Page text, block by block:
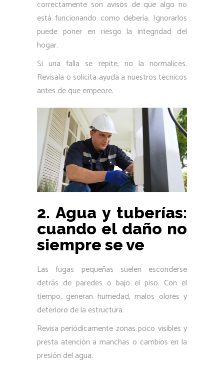
correctamente son avisos de que algo no
está funcionando como debería. Ignorarlos
puede poner en riesgo la integridad del
hogar.
Si una falla se repite, no la normalices.
Revísala o solicita ayuda a nuestros técnicos
antes de que empeore.
2. Agua y tuberías:
cuando el daño no
siempre se ve
Las fugas pequeñas suelen esconderse
detrás de paredes o bajo el piso. Con el
tiempo, generan humedad, malos olores y
deterioro de la estructura.
Revisa periódicamente zonas poco visibles y
presta atención a manchas o cambios en la
presión del agua.